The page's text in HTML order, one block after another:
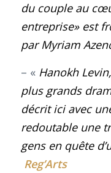
du couple au
entreprise» est
par Myriam
– « Hanokh
plus grands
décrit ici avec
redoutable une
gens en quête
Reg’Arts